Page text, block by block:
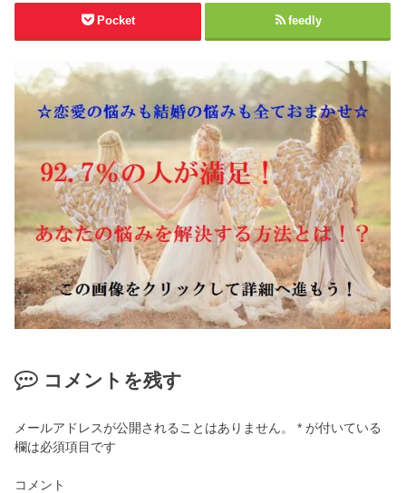
Pocket feedly
コメントを残す
メールアドレスが公開されることはありません。 * が付いている
欄は必須項目です
コメント